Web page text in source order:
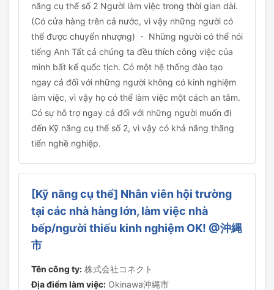
năng cụ thể số 2 Người làm việc trong thời gian dài.
(Có cửa hàng trên cả nước, vì vậy những người có
thể được chuyển nhượng) ・ Những người có thể nói
tiếng Anh Tất cả chúng ta đều thích công việc của
mình bất kể quốc tịch. Có một hệ thống đào tạo
ngay cả đối với những người không có kinh nghiệm
làm việc, vì vậy họ có thể làm việc một cách an tâm.
Có sự hỗ trợ ngay cả đối với những người muốn đi
đến Kỹ năng cụ thể số 2, vì vậy có khả năng thăng
tiến nghề nghiệp.
[Kỹ năng cụ thể] Nhân viên hội trường
tại các nhà hàng lớn, làm việc nhà
bếp/người thiếu kinh nghiệm OK! @沖縄
市
Tên công ty: 株式会社コネクト
Địa điểm làm việc: Okinawa沖縄市